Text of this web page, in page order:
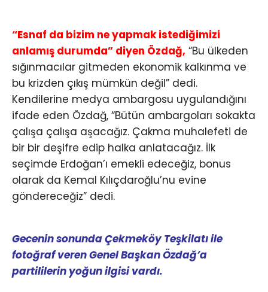
“Esnaf da bizim ne yapmak istediğimizi
anlamış durumda” diyen Özdağ, “Bu ülkeden
sığınmacılar gitmeden ekonomik kalkınma ve
bu krizden çıkış mümkün değil” dedi.
Kendilerine medya ambargosu uygulandığını
ifade eden Özdağ, “Bütün ambargoları sokakta
çalışa çalışa aşacağız. Çakma muhalefeti de
bir bir deşifre edip halka anlatacağız. İlk
seçimde Erdoğan’ı emekli edeceğiz, bonus
olarak da Kemal Kılıçdaroğlu’nu evine
göndereceğiz” dedi.
Gecenin sonunda Çekmeköy Teşkilatı ile
fotoğraf veren Genel Başkan Özdağ’a
partililerin yoğun ilgisi vardı.